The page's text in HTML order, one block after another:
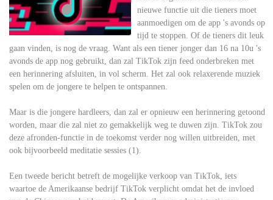
nieuwe functie uit die tieners moet
aanmoedigen om de app 's avonds op
tijd te stoppen. Of de tieners dit leuk
gaan vinden, is nog de vraag. Want als een tiener jonger dan 16 na 10u 's
avonds de app nog gebruikt, dan zal TikTok zijn feed onderbreken met
een herinnering afsluiten, in vol scherm. Het zal ook relaxerende muziek
spelen om de jongere te helpen te ontspannen.
Maar is die jongere hardleers, dan zal er opnieuw een herinnering getoond
worden, maar die zal niet zo gemakkelijk weg te duwen zijn. TikTok zou
deze afronden-functie in de toekomst verder nog willen uitbreiden, met
ook bijvoorbeeld meditatie sessies (1).
Een tweede bericht betreft de mogelijke verkoop van TikTok, iets
waartoe de Amerikaanse bedrijf TikTok verplicht omdat het de invloed